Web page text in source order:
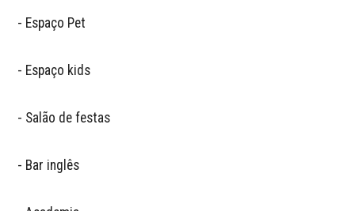
- Espaço Pet
- Espaço kids
- Salão de festas
- Bar inglês